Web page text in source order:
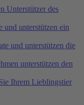
Unterstützer des
und unterstützen ein
und unterstützen die
unterstützen den
Ihrem Lieblingstier